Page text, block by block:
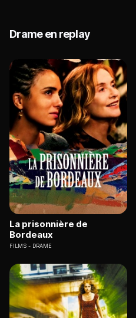
Drame en replay
La prisonnière de
Bordeaux
FILMS DRAME